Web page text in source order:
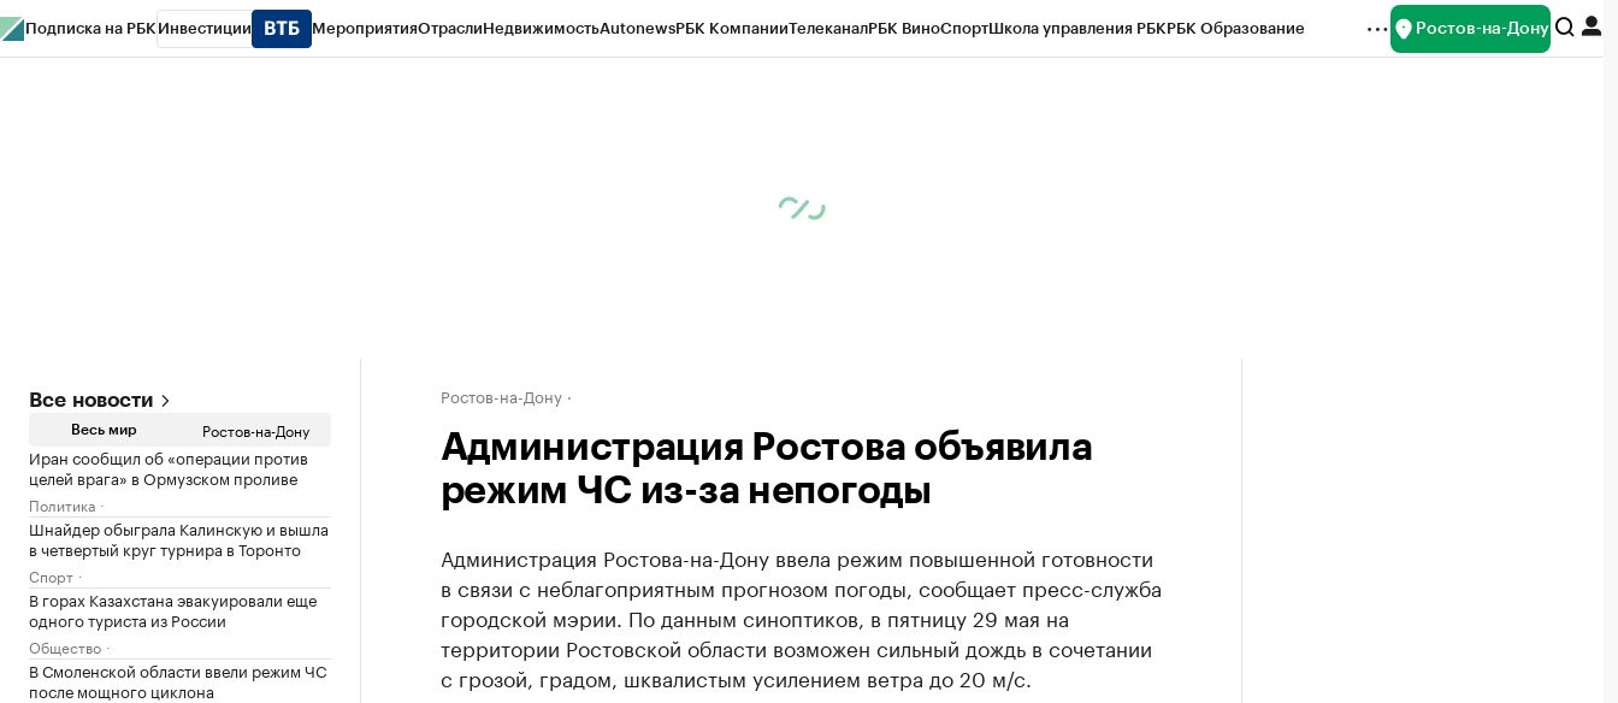
Подписка на РБК Инвестиции МероприятияОтраслиНедвижимостьAutonewsРБК КомпанииТелеканалРБК ВиноСпортШкола управления РБКРБК Образование Ростов-на-Дону
Все новости
Весь мир Ростов-на-Дону
Иран сообщил об «операции против
целей врага» в Ормузском проливе
Политика
Шнайдер обыграла Калинскую и вышла
в четвертый круг турнира в Торонто
Спорт
В горах Казахстана эвакуировали еще
одного туриста из России
Общество
В Смоленской области ввели режим ЧС
после мощного циклона
Ростов-на-Дону
Администрация Ростова объявила
режим ЧС из-за непогоды
Администрация Ростова-на-Дону ввела режим повышенной готовности
в связи с неблагоприятным прогнозом погоды, сообщает пресс-служба
городской мэрии. По данным синоптиков, в пятницу 29 мая на
территории Ростовской области возможен сильный дождь в сочетании
с грозой, градом, шквалистым усилением ветра до 20 м/с.